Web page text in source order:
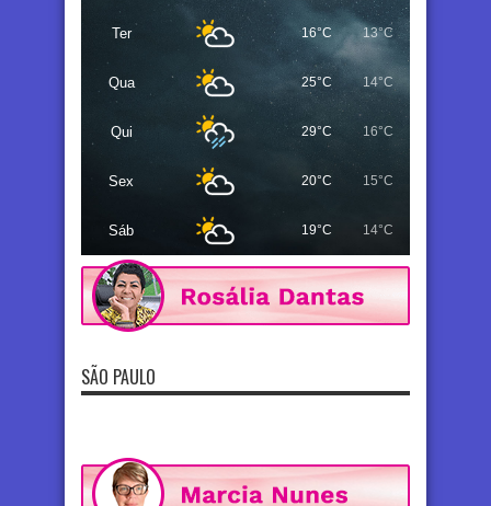
Ter 16°C 13°C
Qua 25°C 14°C
Qui 29°C 16°C
Sex 20°C 15°C
Sáb 19°C 14°C
SÃO PAULO